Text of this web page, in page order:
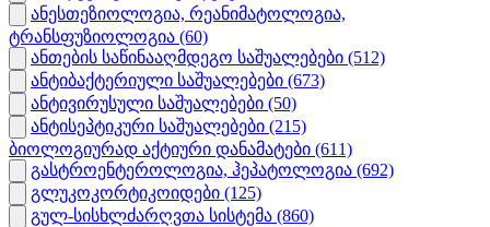
ანესთეზიოლოგია, რეანიმატოლოგია,
ტრანსფუზიოლოგია (60)
ანთების საწინააღმდეგო საშუალებები (512)
ანტიბაქტერიული საშუალებები (673)
ანტივირუსული საშუალებები (50)
ანტისეპტიკური საშუალებები (215)
ბიოლოგიურად აქტიური დანამატები (611)
გასტროენტეროლოგია, ჰეპატოლოგია (692)
გლუკოკორტიკოიდები (125)
გულ-სისხლძარღვთა სისტემა (860)